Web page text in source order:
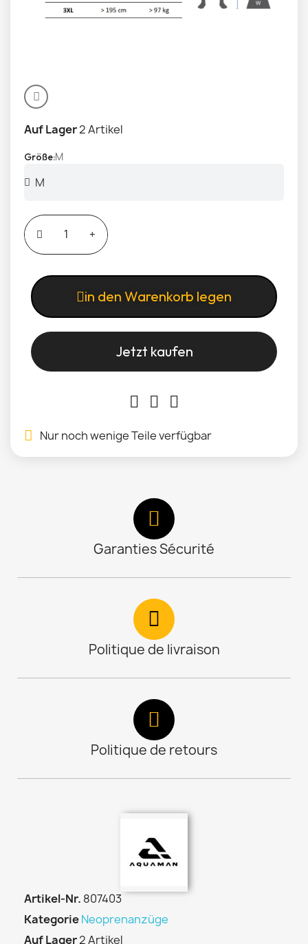
Auf Lager2 Artikel
Größe M
in den Warenkorb legen
Jetzt kaufen
Nur noch wenige Teile verfügbar
Garanties Sécurité
Politique de livraison
Politique de retours
Artikel-Nr. 807403
KategorieNeoprenanzüge
Auf Lager2 Artikel